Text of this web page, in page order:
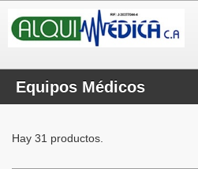
Equipos Médicos
Hay 31 productos.